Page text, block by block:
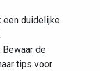
een duidelijke
Bewaar de
tips voor